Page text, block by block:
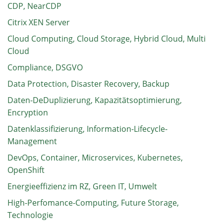
CDP, NearCDP
Citrix XEN Server
Cloud Computing, Cloud Storage, Hybrid Cloud, Multi
Cloud
Compliance, DSGVO
Data Protection, Disaster Recovery, Backup
Daten-DeDuplizierung, Kapazitätsoptimierung,
Encryption
Datenklassifizierung, Information-Lifecycle-
Management
DevOps, Container, Microservices, Kubernetes,
OpenShift
Energieeffizienz im RZ, Green IT, Umwelt
High-Perfomance-Computing, Future Storage,
Technologie